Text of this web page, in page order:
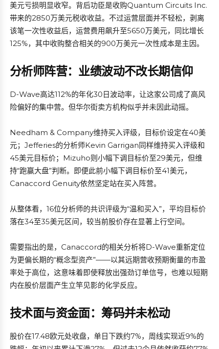
美元亏损明显收窄。背后功臣是收购Quantum Circuits Inc.
带来的2850万美元税收收益。不过运营层面并不轻松，剥离
该笔一次性收益后，运营费用飙升至5650万美元，同比增长
125%，其中收购整合相关的900万美元一次性成本是主因。
分析师阵营：业绩波动不改长期信仰
D-Wave高达112%的年化30日波动率，让这家公司成了高风
险偏好的集中营。但华尔街卖方机构似乎并未因此动摇。
Needham & Company维持买入评级，目标价设定在40美
元；Jefferies的分析师Kevin Garrigan同样维持买入评级和
45美元目标价；Mizuho则小幅下调目标价至29美元，但维
持“跑赢大盘”判断。即便此前小幅下调目标价至41美元，
Canaccord Genuity依然坚定站在买入阵营。
从整体看，16位分析师的共识评级为“温和买入”，平均目标价
落在34至35美元区间，较当前股价存在显著上行空间。
需要指出的是，Canaccord的相关分析将D-Wave重新定位
为更偏长期的“概念型资产”——以其远期营收预期衡量的市盈
率处于高位，这意味着即使释放出强劲订单信号，也难以短期
内在股价层面产生立竿见影的化学反应。
技术面与资金面：筹码并未松动
股价在17.48欧元处收盘，单日下跌约7%，周线实现近9%的